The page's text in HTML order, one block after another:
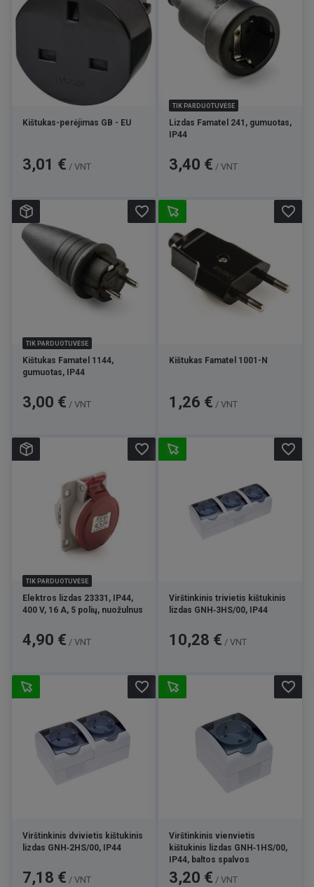
Kištukas-perėjimas GB - EU
Kaina
3,01 € / VNT
TIK PARDUOTUVĖSE
Lizdas Famatel 241, gumuotas,
IP44
Kaina
3,40 € / VNT
TIK PARDUOTUVĖSE
Kištukas Famatel 1144,
gumuotas, IP44
Kaina
3,00 € / VNT
favorite_border
Kištukas Famatel 1001-N
Kaina
1,26 € / VNT
favorite_border
TIK PARDUOTUVĖSE
Elektros lizdas 23331, IP44,
400 V, 16 A, 5 polių, nuožulnus
Kaina
4,90 € / VNT
favorite_border
Virštinkinis trivietis kištukinis
lizdas GNH‑3HS/00, IP44
Kaina
10,28 € / VNT
favorite_border
Virštinkinis dvivietis kištukinis
lizdas GNH‑2HS/00, IP44
Kaina
7,18 € / VNT
favorite_border
Virštinkinis vienvietis
kištukinis lizdas GNH‑1HS/00,
IP44, baltos spalvos
Kaina
3,20 € / VNT
favorite_border